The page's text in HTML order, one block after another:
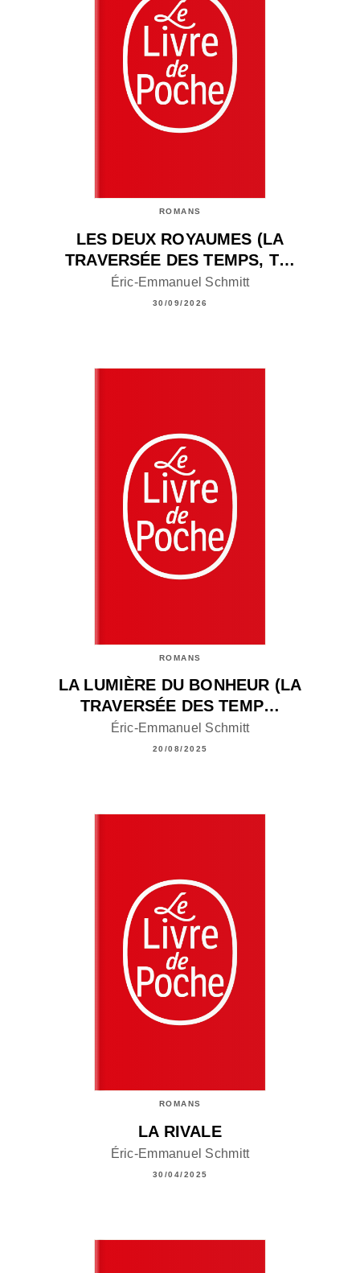
ROMANS
LES DEUX ROYAUMES (LA
TRAVERSÉE DES TEMPS, T…
Éric-Emmanuel Schmitt
30/09/2026
ROMANS
LA LUMIÈRE DU BONHEUR (LA
TRAVERSÉE DES TEMP…
Éric-Emmanuel Schmitt
20/08/2025
ROMANS
LA RIVALE
Éric-Emmanuel Schmitt
30/04/2025